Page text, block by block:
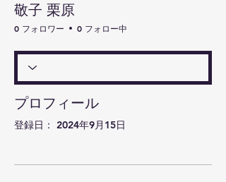
敬子 栗原
0 フォロワー 0 フォロー中
プロフィール
登録日： 2024年9月15日